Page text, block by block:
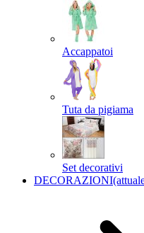
Accappatoi
Tuta da pigiama
Set decorativi
DECORAZIONI